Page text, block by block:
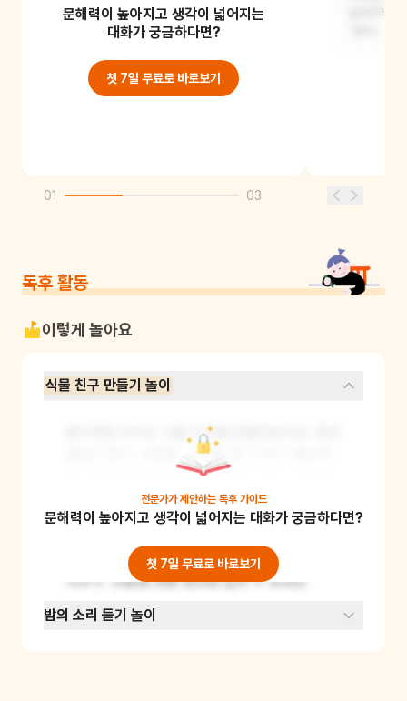
하면서 다른 식물 친구들도 만나고,
신기한 일들을 경험할
문해력이 높아지고 생각이 넓어지는
대화가 궁금하다면?
첫 7일 무료로 바로보기
놀자!"라
01 03
독후 활동
이렇게 놀아요
식물 친구 만들기 놀이
봄이처럼 우리도 식물 친구를 만들어보아요. 준비
물로는 종이, 색연필, 사인펜, 풀, 가위가 필요해
요. 먼저 종이에 좋아하는 식물을 그리고 색칠해
요. 그 다음 가위로 오려내고, 뒷면에 풀을 발라
막대에 붙여요. 이제 우리만의 식물 친구가 완성
되었어요! 식물 친구와 함께 상상의 대화를 나누
어보세요. 이 놀이를 통해 어린이들은 창의력을
기르고, 식물에 대한 관심을 높일 수 있어요.
전문가가 제안하는 독후 가이드
문해력이 높아지고 생각이 넓어지는 대화가 궁금하다면?
첫 7일 무료로 바로보기
밤의 소리 듣기 놀이